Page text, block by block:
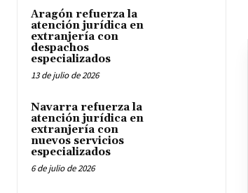
Aragón refuerza la
atención jurídica en
extranjería con
despachos
especializados
13 de julio de 2026
Navarra refuerza la
atención jurídica en
extranjería con
nuevos servicios
especializados
6 de julio de 2026